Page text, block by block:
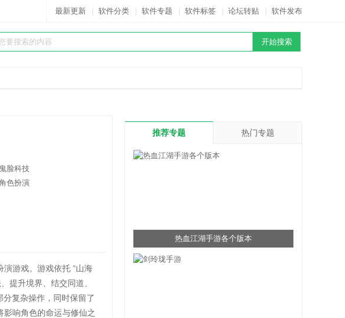
最新更新 软件分类 软件专题 软件标签 论坛转贴 软件发布
鬼脸科技
色扮演
游戏。游戏依托 “山海
提升境界、结交同道、
复杂操作，同时保留了
响角色的命运与修仙之
推荐专题 热门专题
热血江湖手游各个版本